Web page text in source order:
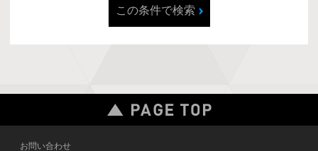
この条件で検索
お問い合わせ